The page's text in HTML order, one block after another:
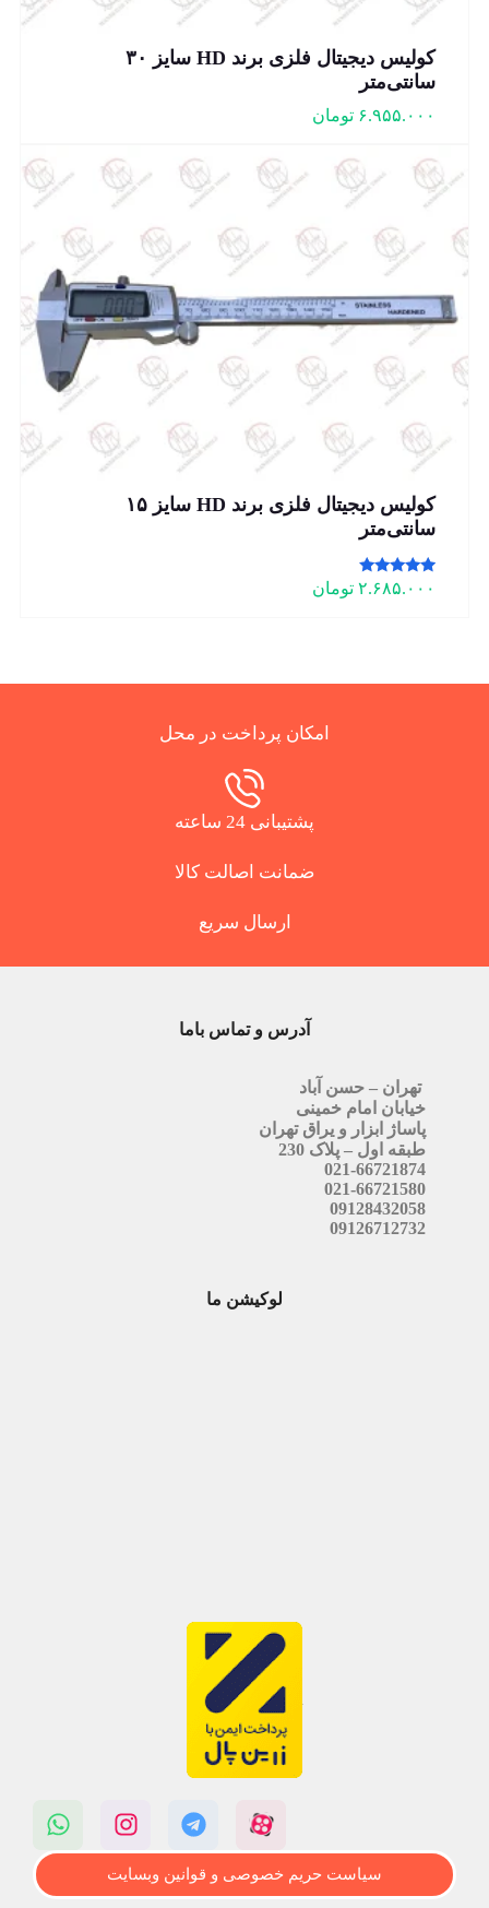
کولیس دیجیتال فلزی برند HD سایز ۳۰
سانتی‌متر
۶.۹۵۵.۰۰۰ تومان
کولیس دیجیتال فلزی برند HD سایز ۱۵
سانتی‌متر
امتیاز
۲.۶۸۵.۰۰۰ تومان
امکان پرداخت در محل
پشتیبانی 24 ساعته
ضمانت اصالت کالا
ارسال سریع
آدرس و تماس باما
تهران – حسن آباد
خیابان امام خمینی
پاساژ ابزار و یراق تهران
طبقه اول – پلاک 230
021-66721874
021-66721580
09128432058
09126712732
لوکیشن ما
سیاست حریم خصوصی و قوانین وبسایت